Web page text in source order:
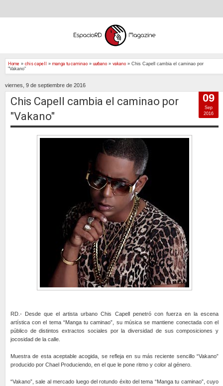
Home » chis capell » manga tu caminao » uurbano » vakano » Chis Capell cambia el caminao por
"Vakano"
viernes, 9 de septiembre de 2016
Chis Capell cambia el caminao por
"Vakano"
RD.- Desde que el artista urbano Chis Capell penetró con fuerza en la escena
artística con el tema “Manga tu caminao”, su música se mantiene conectada con el
público de distintos extractos sociales por la diversidad de sus composiciones y
jocosidad de la calle.
Muestra de esta aceptable acogida, se refleja en su más reciente sencillo “Vakano”
producido por Chael Produciendo, en el que le pone ritmo y color al género.
“Vakano”, sale al mercado luego del rotundo éxito del tema “Manga tu caminao”, cuyo
09
Sep
2016